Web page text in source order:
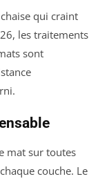
qui craint
les traitements
sont
mat sur toutes
couche. Le